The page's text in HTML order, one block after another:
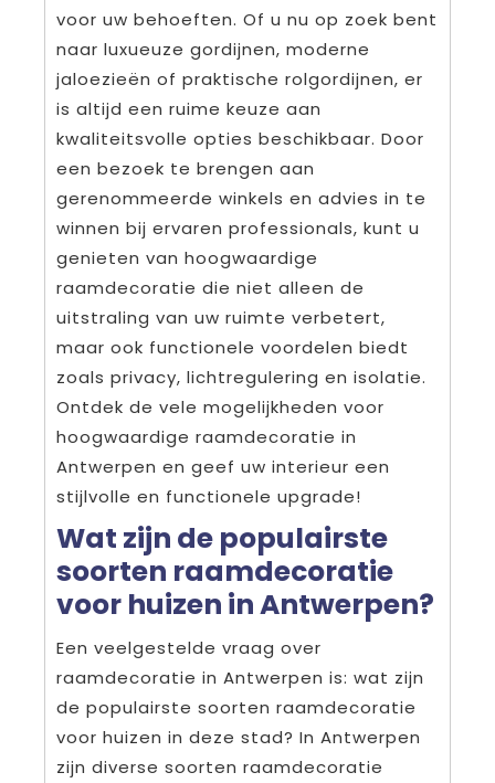
voor uw behoeften. Of u nu op zoek bent
naar luxueuze gordijnen, moderne
jaloezieën of praktische rolgordijnen, er
is altijd een ruime keuze aan
kwaliteitsvolle opties beschikbaar. Door
een bezoek te brengen aan
gerenommeerde winkels en advies in te
winnen bij ervaren professionals, kunt u
genieten van hoogwaardige
raamdecoratie die niet alleen de
uitstraling van uw ruimte verbetert,
maar ook functionele voordelen biedt
zoals privacy, lichtregulering en isolatie.
Ontdek de vele mogelijkheden voor
hoogwaardige raamdecoratie in
Antwerpen en geef uw interieur een
stijlvolle en functionele upgrade!
Wat zijn de populairste
soorten raamdecoratie
voor huizen in Antwerpen?
Een veelgestelde vraag over
raamdecoratie in Antwerpen is: wat zijn
de populairste soorten raamdecoratie
voor huizen in deze stad? In Antwerpen
zijn diverse soorten raamdecoratie